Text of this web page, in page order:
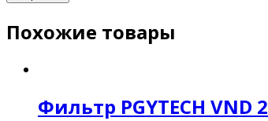
Похожие товары
Фильтр PGYTECH VND